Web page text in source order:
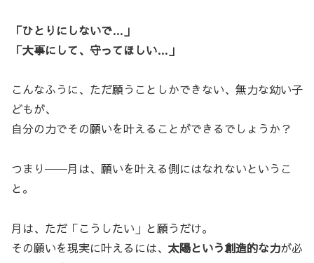
「ひとりにしないで…」
「大事にして、守ってほしい…」
こんなふうに、ただ願うことしかできない、無力な幼い子
どもが、
自分の力でその願いを叶えることができるでしょうか？
つまり──月は、願いを叶える側にはなれないというこ
と。
月は、ただ「こうしたい」と願うだけ。
その願いを現実に叶えるには、 太陽という創造的な力が必